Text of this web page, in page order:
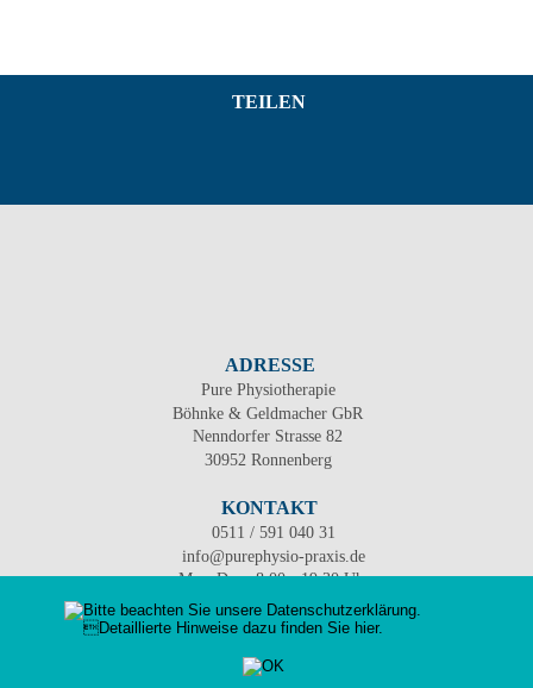
KONTAKT
0511 / 591 040 31
info@purephysio-praxis.de
   Mo - Do:   8.00 - 19.30 Uhr
   Freitag:    8.00 - 16.30 Uhr
TEILEN
©Pure Physiotherapie Böhnke & Geldmacher GbR. All rights reserved 2021.
designed by Zain Design & Werbetechnik GmbH & Co. KG
ADRESSE
Pure Physiotherapie
Böhnke & Geldmacher GbR
Nenndorfer Strasse 82
30952 Ronnenberg